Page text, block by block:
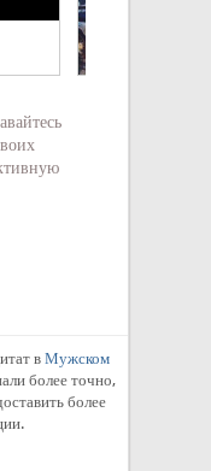
в Мужском
более точно,
более